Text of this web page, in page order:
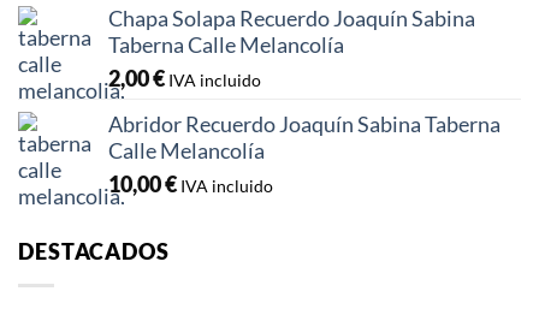
Chapa Solapa Recuerdo Joaquín Sabina
Taberna Calle Melancolía
2,00€ IVA incluido
Abridor Recuerdo Joaquín Sabina Taberna
Calle Melancolía
10,00€ IVA incluido
DESTACADOS